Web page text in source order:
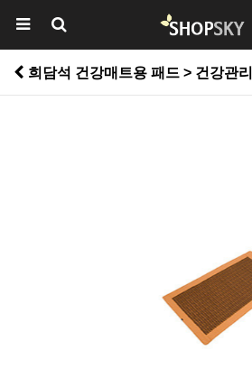
희담석 건강매트용 패드 > 건강관리